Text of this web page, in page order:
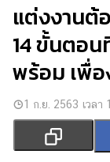
ผล
บอล
สด
การ
การ
ศึกษา
แต่งงานต้
14 ขั้นตอน
พร้อม เพื่
1 ก.ย. 2563 เวลา